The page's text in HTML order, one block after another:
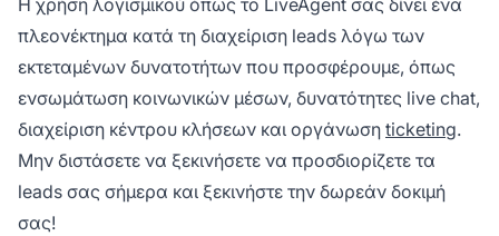
Η χρήση λογισμικού όπως το LiveAgent σας δίνει ένα
πλεονέκτημα κατά τη διαχείριση leads λόγω των
εκτεταμένων δυνατοτήτων που προσφέρουμε, όπως
ενσωμάτωση κοινωνικών μέσων, δυνατότητες live chat,
διαχείριση κέντρου κλήσεων και οργάνωση ticketing.
Μην διστάσετε να ξεκινήσετε να προσδιορίζετε τα
leads σας σήμερα και ξεκινήστε την δωρεάν δοκιμή
σας!